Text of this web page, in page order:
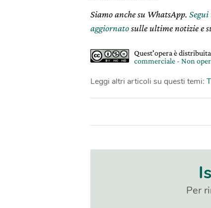
Siamo anche su WhatsApp.
aggiornatosulle ultime notizie e
Quest'opera è
commerciale - Non
Leggi altri articoli su questi temi:
Per